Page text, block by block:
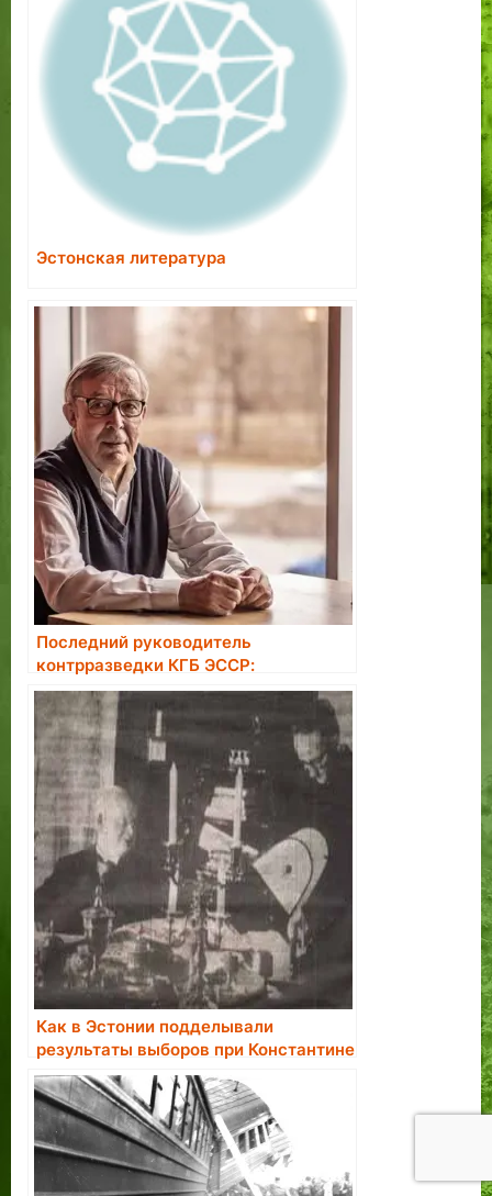
Эстонская литература
Последний руководитель
контрразведки КГБ ЭССР:
большинство завербованных в
агенты считали это большой честью
Как в Эстонии подделывали
результаты выборов при Константине
Пятсе.